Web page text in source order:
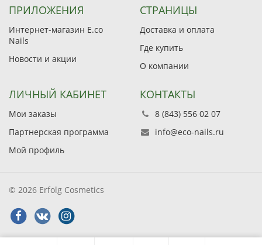
ПРИЛОЖЕНИЯ
Интернет-магазин E.co
Nails
Новости и акции
СТРАНИЦЫ
Доставка и оплата
Где купить
О компании
ЛИЧНЫЙ КАБИНЕТ
Мои заказы
Партнерская программа
Мой профиль
КОНТАКТЫ
8 (843) 556 02 07
info@eco-nails.ru
© 2026 Erfolg Cosmetics